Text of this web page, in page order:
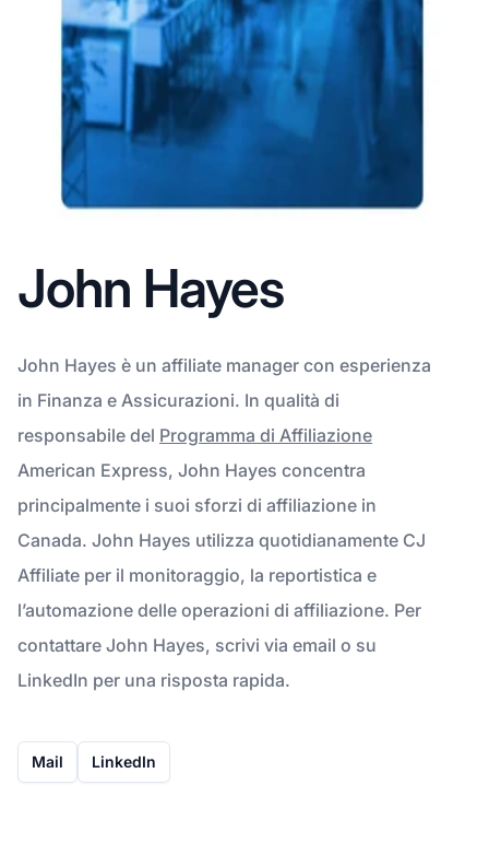
John Hayes
John Hayes è un affiliate manager con esperienza
in Finanza e Assicurazioni. In qualità di
responsabile del Programma di Affiliazione
American Express, John Hayes concentra
principalmente i suoi sforzi di affiliazione in
Canada. John Hayes utilizza quotidianamente CJ
Affiliate per il monitoraggio, la reportistica e
l’automazione delle operazioni di affiliazione. Per
contattare John Hayes, scrivi via email o su
LinkedIn per una risposta rapida.
Mail LinkedIn